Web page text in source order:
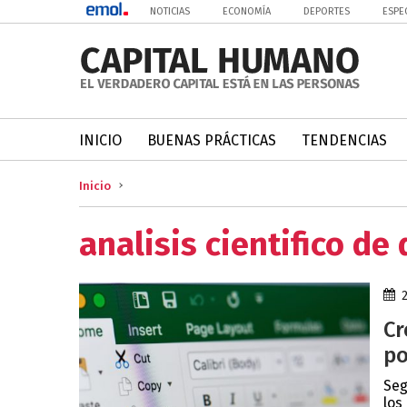
NOTICIAS ECONOMÍA DEPORTES
INICIO BUENAS PRÁCTICAS TENDENCIAS
Inicio
analisis cientifico de
los